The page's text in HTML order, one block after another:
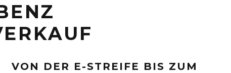
VON DER E-STREIFE BIS ZUM